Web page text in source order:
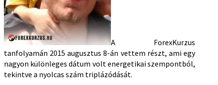
A ForexKurzus
tanfolyamán 2015 augusztus 8-án vettem részt, ami egy
nagyon különleges dátum volt energetikai szempontból,
tekintve a nyolcas szám triplázódását.